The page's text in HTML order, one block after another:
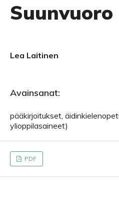
Suunvuoro
Lea Laitinen
Avainsanat:
pääkirjoitukset,
ylioppilasaineet)
PDF